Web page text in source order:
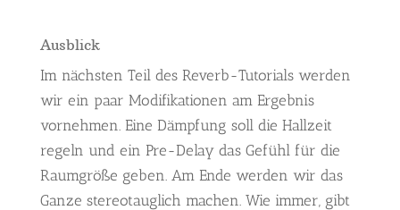
Ausblick
Im nächsten Teil des Reverb-Tutorials werden
wir ein paar Modifikationen am Ergebnis
vornehmen. Eine Dämpfung soll die Hallzeit
regeln und ein Pre-Delay das Gefühl für die
Raumgröße geben. Am Ende werden wir das
Ganze stereotauglich machen. Wie immer, gibt